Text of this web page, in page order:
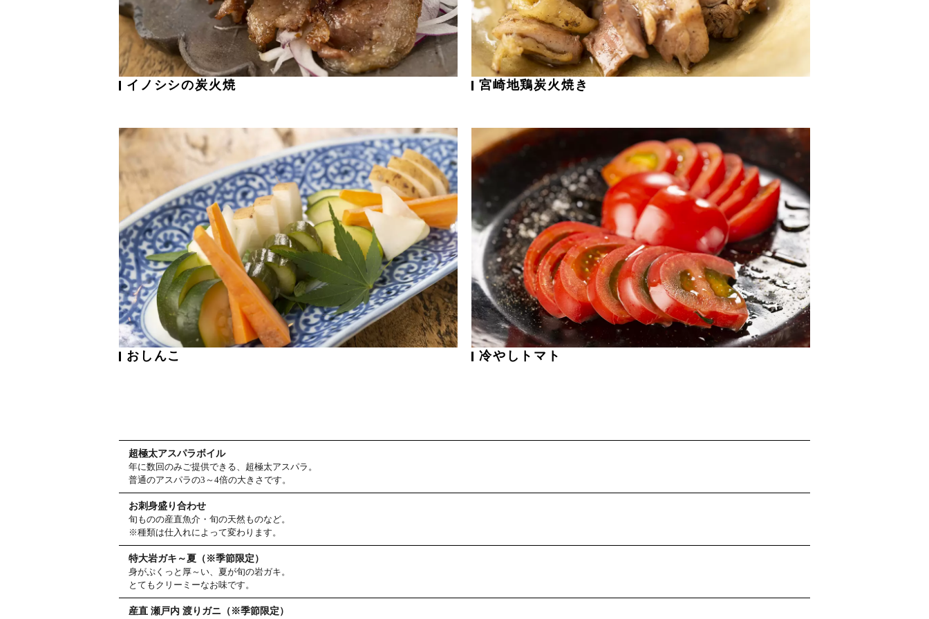
イノシシの炭火焼 宮崎地鶏炭火焼き
おしんこ 冷やしトマト
超極太アスパラボイル
年に数回のみご提供できる、超極太アスパラ。
普通のアスパラの3～4倍の大きさです。
お刺身盛り合わせ
旬ものの産直魚介・旬の天然ものなど。
※種類は仕入れによって変わります。
特大岩ガキ～夏（※季節限定）
身がぷくっと厚～い、夏が旬の岩ガキ。
とてもクリーミーなお味です。
産直 瀬戸内 渡りガニ（※季節限定）